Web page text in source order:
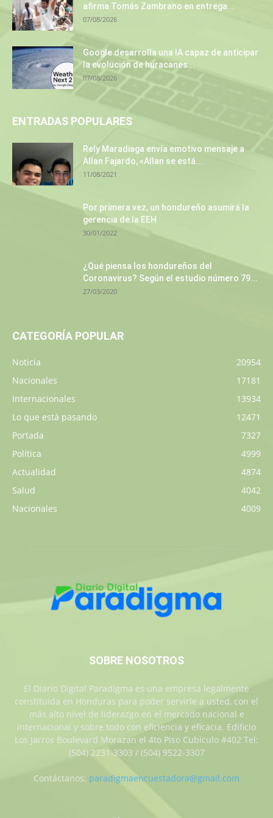
afirma Tomás Zambrano en entrega...
07/08/2026
Google desarrolla una IA capaz de anticipar
la evolución de huracanes...
07/08/2026
ENTRADAS POPULARES
Rely Maradiaga envía emotivo mensaje a
Allan Fajardo, «Allan se está...
11/08/2021
Por primera vez, un hondureño asumirá la
gerencia de la EEH
30/01/2022
¿Qué piensa los hondureños del
Coronavirus? Según el estudio número 79...
27/03/2020
CATEGORÍA POPULAR
Noticia
20954
Nacionales
17181
Internacionales
13934
Lo que está pasando
12471
Portada
7327
Política
4999
Actualidad
4874
Salud
4042
Nacionales
4009
SOBRE NOSOTROS
El Diario Digital Paradigma es una empresa legalmente
constituida en Honduras para poder servirle a usted, con el
más alto nivel de liderazgo en el mercado nacional e
internacional y sobre todo con eficiencia y eficacia. Edificio
Los Jarros Boulevard Morazan el 4to Piso Cubiculo #402 Tel:
(504) 2231-3303 / (504) 9522-3307
Contáctanos: paradigmaencuestadora@gmail.com